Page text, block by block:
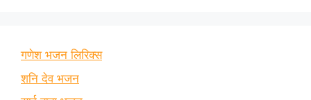
गणेश भजन लिरिक्स
शनि देव भजन